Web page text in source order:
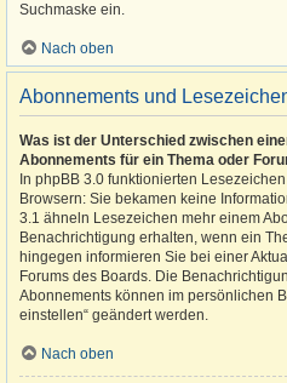
Suchmaske ein.
Nach oben
Abonnements und
Was ist der Unterschied zwischen
Abonnements für ein Thema oder
In phpBB 3.0 funktionierten
Browsern: Sie bekamen keine
3.1 ähneln Lesezeichen mehr einem
Benachrichtigung erhalten, wenn ein
hingegen informieren Sie bei einer
Forums des Boards. Die
Abonnements können im persönlichen
einstellen“ geändert werden.
Nach oben